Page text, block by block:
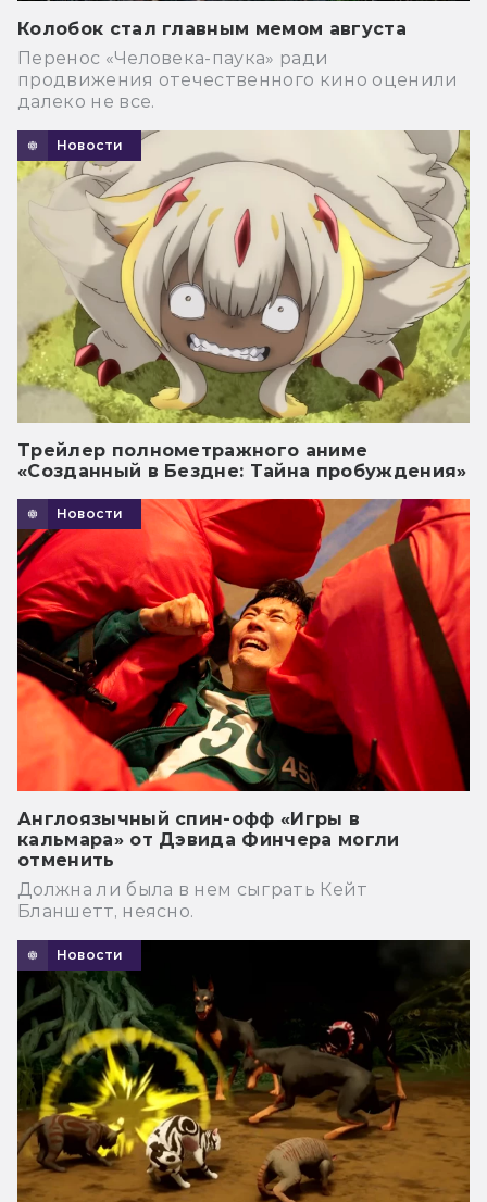
Колобок стал главным мемом августа
Перенос «Человека-паука» ради
продвижения отечественного кино оценили
далеко не все.
Новости
Трейлер полнометражного аниме
«Созданный в Бездне: Тайна пробуждения»
Новости
Англоязычный спин-офф «Игры в
кальмара» от Дэвида Финчера могли
отменить
Должна ли была в нем сыграть Кейт
Бланшетт, неясно.
Новости